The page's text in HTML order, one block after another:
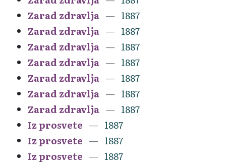
Zarad zdravlja
1887
Zarad zdravlja
1887
Zarad zdravlja
1887
Zarad zdravlja
1887
Zarad zdravlja
1887
Zarad zdravlja
1887
Zarad zdravlja
1887
Iz prosvete
1887
Iz prosvete
1887
Iz prosvete
1887